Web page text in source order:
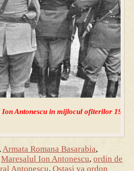
Antonescu in mijlocul ofiterilor
,Armata Romana Basarabia,
Maresalul Ion Antonescu, ordin de
Antonescu, Ostasi va ordon